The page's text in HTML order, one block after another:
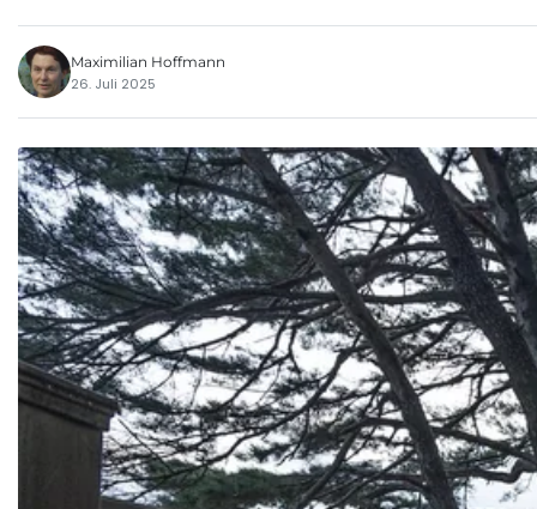
Maximilian Hoffmann
26. Juli 2025